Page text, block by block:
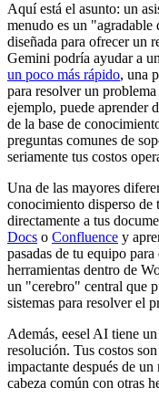
Aquí está el asunto: un
menudo es un "agradable
diseñada para ofrecer un
Gemini podría ayudar a
un poco más rápido, una
para resolver un
ejemplo, puede aprender
de la base de
preguntas comunes de
seriamente tus costos
Una de las mayores
conocimiento disperso de
directamente a tus
Docs o Confluence y
pasadas de tu equipo
herramientas dentro de
un "cerebro" central que
sistemas para resolver el
Además, eesel AI tiene
resolución. Tus costos
impactante después de
cabeza común con otras